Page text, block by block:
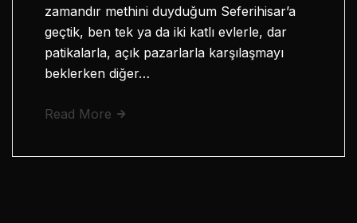
zamandır methini duyduğum Seferihisar’a
geçtik, ben tek ya da iki katlı evlerle, dar
patikalarla, açık pazarlarla karşılaşmayı
beklerken diğer…
Read More